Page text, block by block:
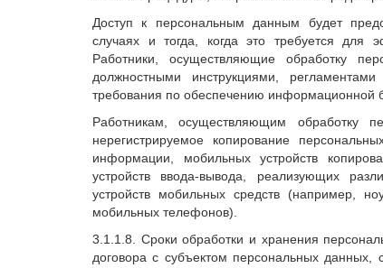
Доступ к персональным данным будет
случаях и тогда, когда это требуется для
Работники, осуществляющие обработку
должностными инструкциями,
требования по обеспечению информационной
Работникам, осуществляющим обработку
нерегистрируемое копирование
информации, мобильных устройств
устройств ввода-вывода, реализующих
устройств мобильных средств (например,
мобильных телефонов).
3.1.1.8. Сроки обработки и хранения
договора с субъектом персональных данных,